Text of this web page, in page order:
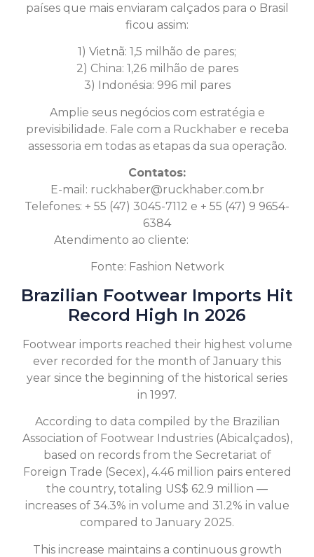
países que mais enviaram calçados para o Brasil
ficou assim:
1) Vietnã: 1,5 milhão de pares;
2) China: 1,26 milhão de pares
3) Indonésia: 996 mil pares
Amplie seus negócios com estratégia e
previsibilidade. Fale com a Ruckhaber e receba
assessoria em todas as etapas da sua operação.
Contatos:
E-mail: ruckhaber@ruckhaber.com.br
Telefones: + 55 (47) 3045-7112 e + 55 (47) 9 9654-
6384
Atendimento ao cliente:
Fonte: Fashion Network
Brazilian Footwear Imports Hit
Record High In 2026
Footwear imports reached their highest volume
ever recorded for the month of January this
year since the beginning of the historical series
in 1997.
According to data compiled by the Brazilian
Association of Footwear Industries (Abicalçados),
based on records from the Secretariat of
Foreign Trade (Secex), 4.46 million pairs entered
the country, totaling US$ 62.9 million —
increases of 34.3% in volume and 31.2% in value
compared to January 2025.
This increase maintains a continuous growth